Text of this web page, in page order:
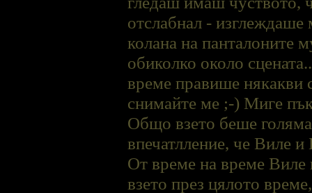
отслабнал - изглеждаше
колана на панталоните
обиколко около
време правише
снимайте ме ;-) Миге
Общо взето беше
впечатлление, че Виле
От време на време
взето през цялото